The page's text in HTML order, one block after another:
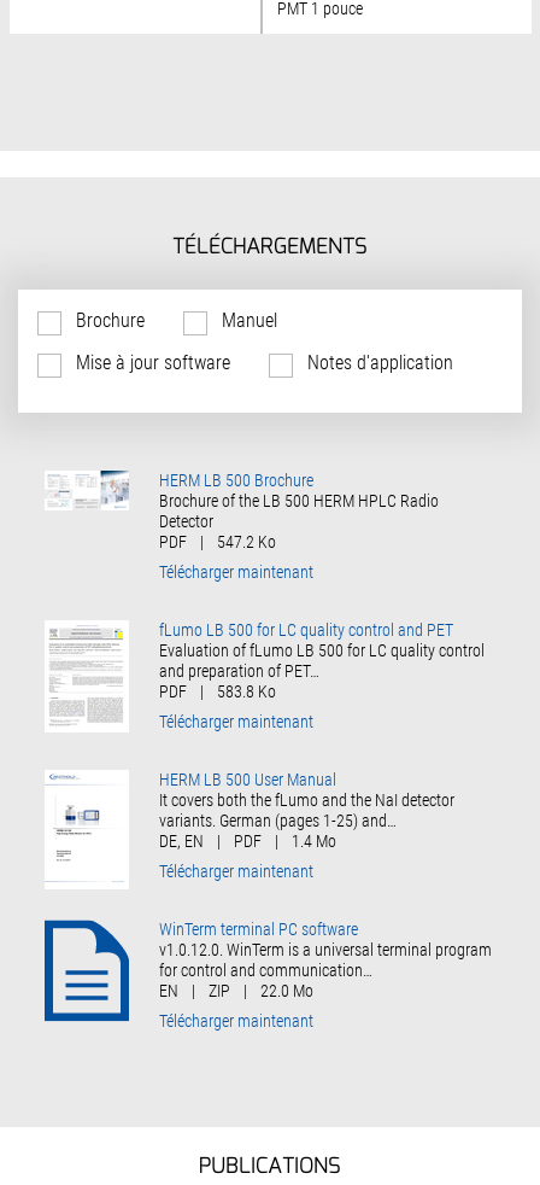
PMT 1 pouce
TÉLÉCHARGEMENTS
Brochure
Manuel
Mise à jour software
Notes d'application
HERM LB 500 Brochure
Brochure of the LB 500 HERM HPLC Radio
Detector
PDF
|
547.2 Ko
Télécharger maintenant
fLumo LB 500 for LC quality control and PET
Evaluation of fLumo LB 500 for LC quality control
and preparation of PET…
PDF
|
583.8 Ko
Télécharger maintenant
HERM LB 500 User Manual
It covers both the fLumo and the NaI detector
variants. German (pages 1-25) and…
DE, EN
| PDF |
1.4 Mo
Télécharger maintenant
WinTerm terminal PC software
v1.0.12.0. WinTerm is a universal terminal program
for control and communication…
EN
| ZIP |
22.0 Mo
Télécharger maintenant
PUBLICATIONS